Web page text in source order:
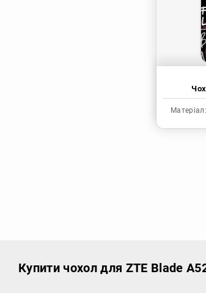
Матеріал:
Купити чохол для ZTE Blade